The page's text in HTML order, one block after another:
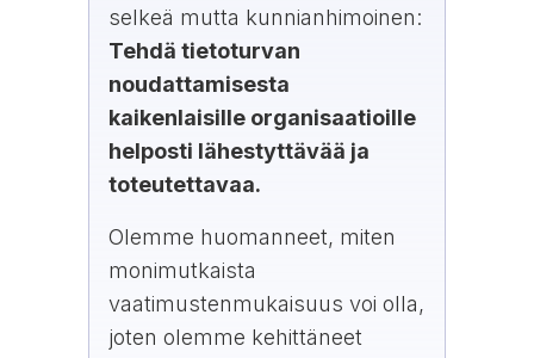
selkeä mutta kunnianhimoinen:
Tehdä tietoturvan
noudattamisesta
kaikenlaisille organisaatioille
helposti lähestyttävää ja
toteutettavaa.
Olemme huomanneet, miten
monimutkaista
vaatimustenmukaisuus voi olla,
joten olemme kehittäneet